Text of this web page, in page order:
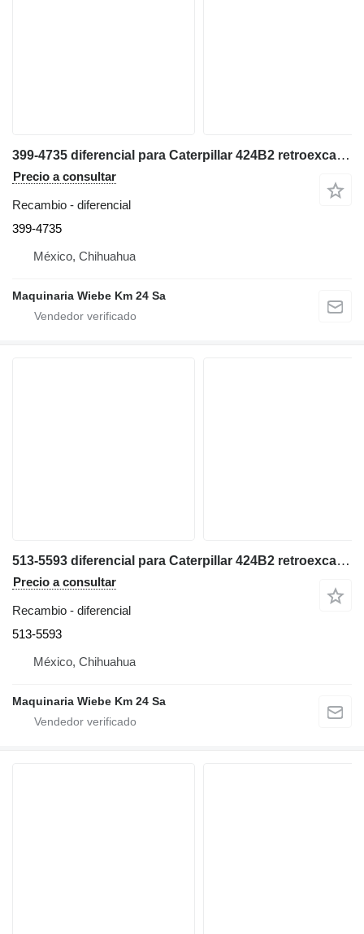
399-4735 diferencial para Caterpillar 424B2 retroexcavadora
Precio a consultar
Recambio - diferencial
399-4735
México, Chihuahua
Maquinaria Wiebe Km 24 Sa
513-5593 diferencial para Caterpillar 424B2 retroexcavadora
Precio a consultar
Recambio - diferencial
513-5593
México, Chihuahua
Maquinaria Wiebe Km 24 Sa